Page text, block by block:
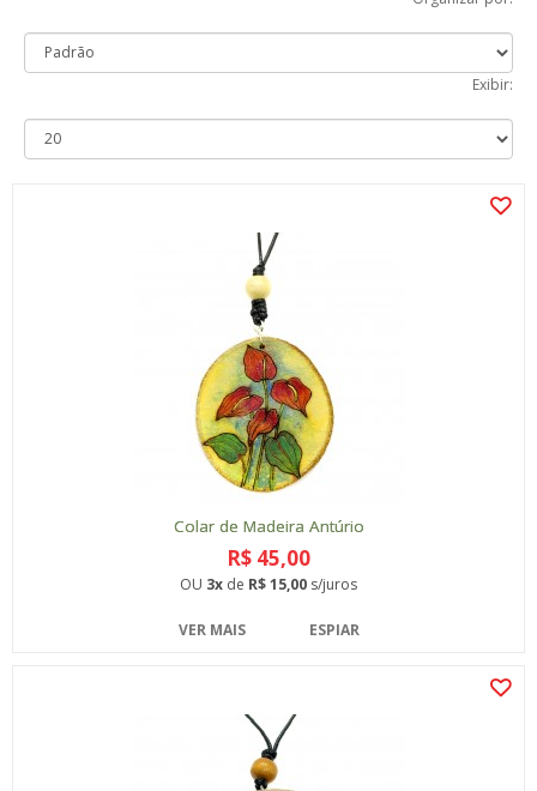
Exibir:
Colar de Madeira Antúrio
R$ 45,00
OU 3x de R$ 15,00 s/juros
VER MAIS ESPIAR